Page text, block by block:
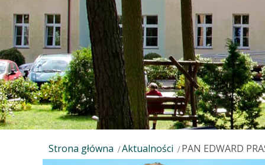
Strona główna Aktualności PAN EDWARD